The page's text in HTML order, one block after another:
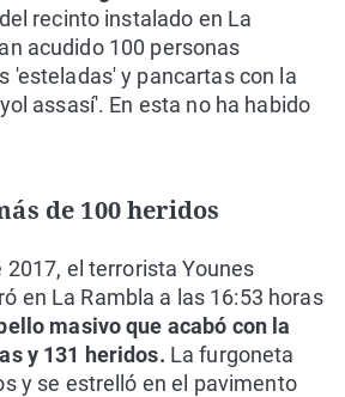
recinto instalado en La
acudido 100 personas
'esteladas' y pancartas con la
assasí'. En esta no ha habido
de 100 heridos
2017, el terrorista Younes
en La Rambla a las 16:53 horas
masivo que acabó con la
y 131 heridos. La furgoneta
y se estrelló en el pavimento